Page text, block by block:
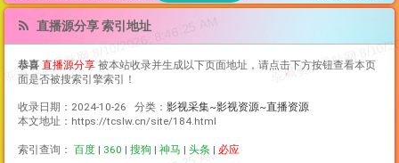
直播源分享 索引地址
恭喜 直播源分享 被本站收录并生成以下页面地址，请点击下方按钮查看本页
面是否被搜索引擎索引！
收录日期：2024-10-26 分类： 影视采集~影视资源~直播资源
本文地址：https://tcslw.cn/site/184.html
索引查询： 百度 | 360 | 搜狗 | 神马 | 头条 | 必应